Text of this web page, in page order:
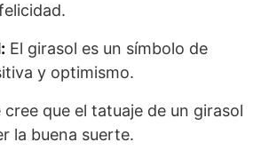
El girasol es un símbolo de
y optimismo.
cree que el tatuaje de un girasol
la buena suerte.